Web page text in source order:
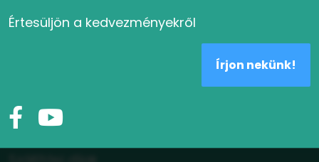
Értesüljön a kedvezményekről
Írjon nekünk!